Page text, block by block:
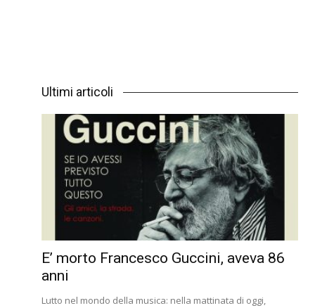
Ultimi articoli
E’ morto Francesco Guccini, aveva 86
anni
Lutto nel mondo della musica: nella mattinata di oggi,